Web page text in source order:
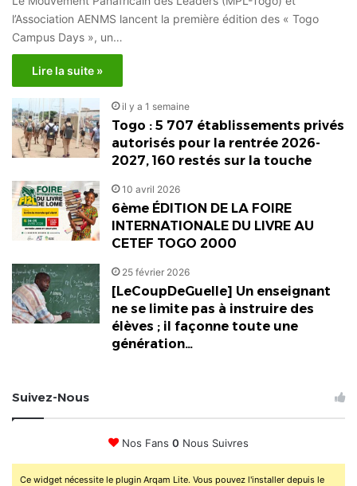
l’Association AENMS lancent la première édition des « Togo
Campus Days », un…
Lire la suite »
il y a 1 semaine
Togo : 5 707 établissements privés
autorisés pour la rentrée 2026-
2027, 160 restés sur la touche
10 avril 2026
6ème ÉDITION DE LA FOIRE
INTERNATIONALE DU LIVRE AU
CETEF TOGO 2000
25 février 2026
[LeCoupDeGuelle] Un enseignant
ne se limite pas à instruire des
élèves ; il façonne toute une
génération…
Suivez-Nous
Nos Fans 0 Nous Suivres
Ce widget nécessite le plugin Arqam Lite. Vous pouvez l'installer depuis le